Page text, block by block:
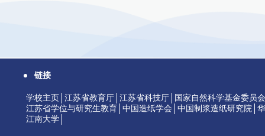
链接
学校主页 江苏省教育厅 江苏省科技厅
国家自然科学基金委员会
江苏省学位与研究生教育 中国造纸学会 中国制浆造纸研究院
江南大学